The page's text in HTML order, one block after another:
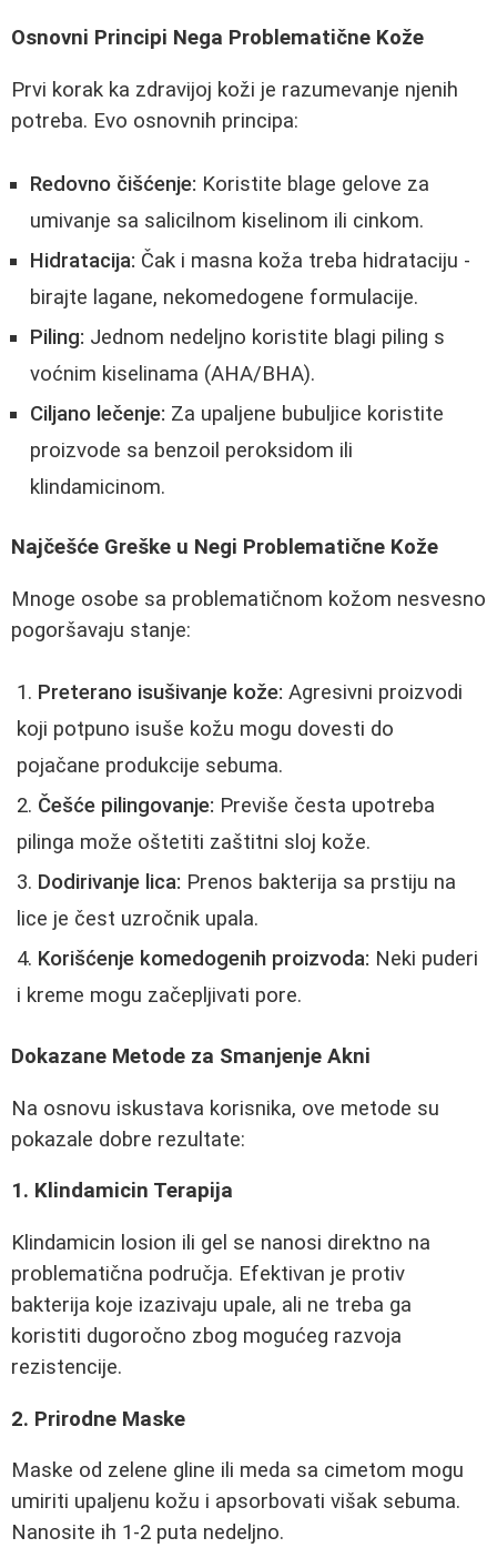
Osnovni Principi Nega Problematične Kože
Prvi korak ka zdravijoj koži je razumevanje njenih
potreba. Evo osnovnih principa:
Redovno čišćenje: Koristite blage gelove za
umivanje sa salicilnom kiselinom ili cinkom.
Hidratacija: Čak i masna koža treba hidrataciju -
birajte lagane, nekomedogene formulacije.
Piling: Jednom nedeljno koristite blagi piling s
voćnim kiselinama (AHA/BHA).
Ciljano lečenje: Za upaljene bubuljice koristite
proizvode sa benzoil peroksidom ili
klindamicinom.
Najčešće Greške u Negi Problematične Kože
Mnoge osobe sa problematičnom kožom nesvesno
pogoršavaju stanje:
Preterano isušivanje kože: Agresivni proizvodi
koji potpuno isuše kožu mogu dovesti do
pojačane produkcije sebuma.
Češće pilingovanje: Previše česta upotreba
pilinga može oštetiti zaštitni sloj kože.
Dodirivanje lica: Prenos bakterija sa prstiju na
lice je čest uzročnik upala.
Korišćenje komedogenih proizvoda: Neki puderi
i kreme mogu začepljivati pore.
Dokazane Metode za Smanjenje Akni
Na osnovu iskustava korisnika, ove metode su
pokazale dobre rezultate:
1. Klindamicin Terapija
Klindamicin losion ili gel se nanosi direktno na
problematična područja. Efektivan je protiv
bakterija koje izazivaju upale, ali ne treba ga
koristiti dugoročno zbog mogućeg razvoja
rezistencije.
2. Prirodne Maske
Maske od zelene gline ili meda sa cimetom mogu
umiriti upaljenu kožu i apsorbovati višak sebuma.
Nanosite ih 1-2 puta nedeljno.